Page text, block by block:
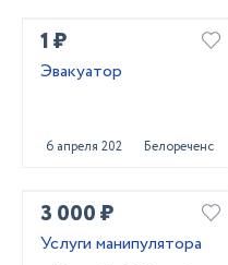
КЛЮЧЕЙ
1 ₽
Эвакуатор
6 апреля 2023 Белореченск
3 000 ₽
Услуги манипулятора